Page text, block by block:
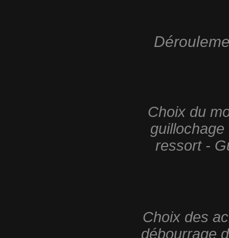
Choix du
ressort -
Choix des
débourrage